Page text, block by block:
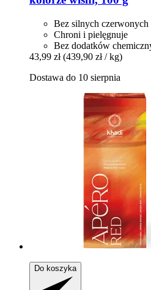
Bez silnych
Chroni i pielęgnuje
Bez dodatków
43,99 zł (439,90 zł / kg)
Dostawa do 10 sierpnia
Do koszyka